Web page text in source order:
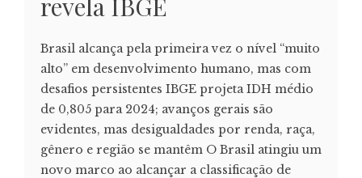
Brasil alcança pela primeira vez o nível “muito
alto” em desenvolvimento humano, mas com
desafios persistentes IBGE projeta IDH médio
de 0,805 para 2024; avanços gerais são
evidentes, mas desigualdades por renda, raça,
gênero e região se mantêm O Brasil atingiu um
novo marco ao alcançar a classificação de